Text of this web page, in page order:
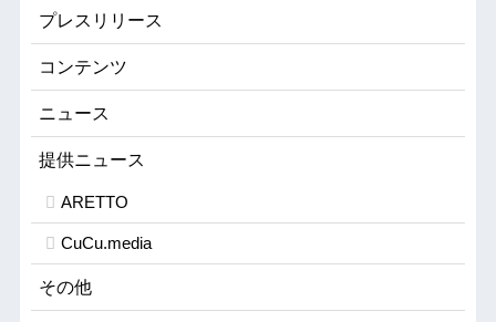
プレスリリース
コンテンツ
ニュース
提供ニュース
ARETTO
CuCu.media
その他